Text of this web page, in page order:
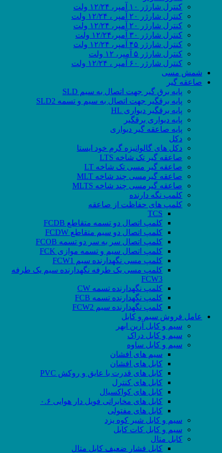
کنترل شارژر ۱۰ آمپر، ۱۲/۲۴ ولت
کنترل شارژر ۲۰ آمپر ، ۱۲/۲۴ ولت
کنترل شارژر ۲۰ آمپر، ۱۲/۲۴ ولت
کنترل شارژر ۳۰ آمپر،۱۲/۲۴ ولت
کنترل شارژر ۴۵ آمپر، ۱۲/۲۴ ولت
کنترل شارژر ۵ آمپر، ۱۲ ولت
کنترل شارژر ۶۰ آمپر ، ۱۲/۲۴ ولت
شمش مسی
صاعقه گیر
پایه برق گیر جهت اتصال به سیم SLD
پایه برقگیر جهت اتصال به سیم و تسمه SLD2
پایه برقگیر دیواری HL
پایه دیواری برقگیر
پایه صاعقه گیر دیواری
دکل
دکل های گالوانیزه گرم خود ایستا
صاعقه گیر تک شاخه LTS
صاعقه گیر مسی تک شاخه LT
صاعقه گیرمسی چند شاخه MLT
صاعقه گیرمسی چند شاخه MLTS
کلمپ نگه دارنده
کلمپ های حفاظت از صاعقه
TCS
کلمپ اتصال دو تسمه متقاطع FCDB
کلمپ اتصال دو سیم متقاطع FCDW
کلمپ اتصال سر به سر دو تسمه FCOB
کلمپ اتصال سیم و تسمه موازی FCK
کلمپ مسی نگهدارنده سیم FCW1
کلمپ مسی یک طرفه نگهدارنده سیم یک طرفه
FCW3
کلمپ نگهدارنده تسمه CW
کلمپ نگهدارنده تسمه FCB
کلمپ نگهدارنده سیم FCW2
عامل فروش سیم و کابل
سیم و کابل آرین ابهر
سیم و کابل دراک
سیم و کابل ساوه
سیم های افشان
کابل های افشان
کابل های قدرت با عایق و روکش PVC
کابل های کنترل
کابل های کواکسیال
کابل های مخابراتی فویل دار هوایی ۰.۶
کابل های مفتولی
سیم و کابل شیر کوه یزد
سیم و کابل کات کابل
کابل متال
کابل فشار ضعیف کابل متال